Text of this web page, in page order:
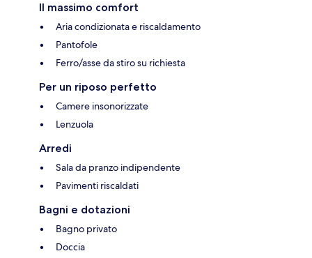
Il massimo comfort
Aria condizionata e riscaldamento
Pantofole
Ferro/asse da stiro su richiesta
Per un riposo perfetto
Camere insonorizzate
Lenzuola
Arredi
Sala da pranzo indipendente
Pavimenti riscaldati
Bagni e dotazioni
Bagno privato
Doccia